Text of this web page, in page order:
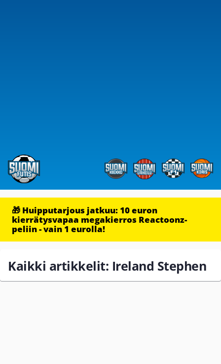
🎁 Huipputarjous jatkuu: 10 euron
kierrätysvapaa megakierros Reactoonz-
peliin - vain 1 eurolla!
Kaikki artikkelit: Ireland Stephen